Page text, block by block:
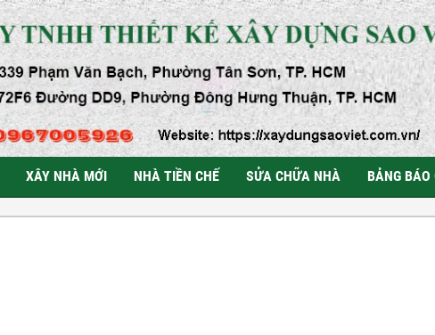
XÂY NHÀ MỚI NHÀ TIỀN CHẾ SỬA CHỮA NHÀ BẢNG BÁO